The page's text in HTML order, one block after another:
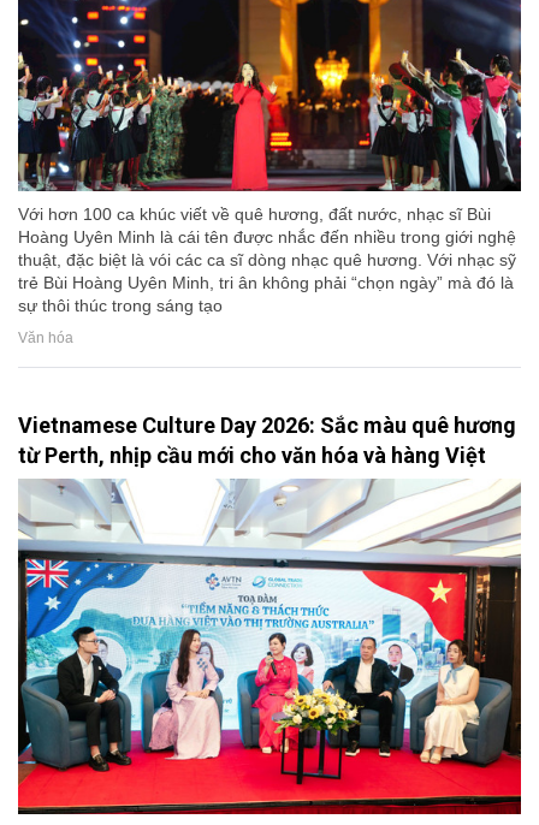
Với hơn 100 ca khúc viết về quê hương, đất nước, nhạc sĩ Bùi
Hoàng Uyên Minh là cái tên được nhắc đến nhiều trong giới nghệ
thuật, đặc biệt là vói các ca sĩ dòng nhạc quê hương. Với nhạc sỹ
trẻ Bùi Hoàng Uyên Minh, tri ân không phải “chọn ngày” mà đó là
sự thôi thúc trong sáng tạo
Văn hóa
Vietnamese Culture Day 2026: Sắc màu quê hương
từ Perth, nhịp cầu mới cho văn hóa và hàng Việt